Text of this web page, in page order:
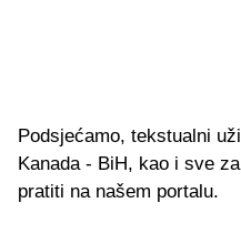
Podsjećamo, tekstualni
Kanada - BiH, kao i sve
pratiti na našem portalu.